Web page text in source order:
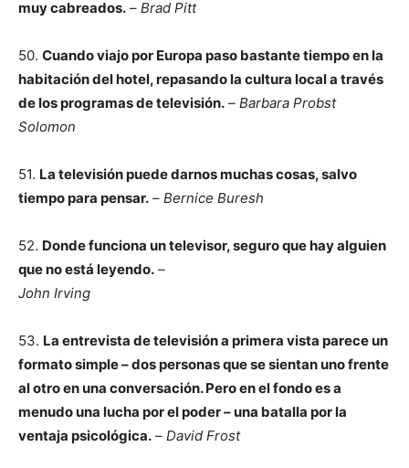
muy cabreados. – Brad Pitt
50. Cuando viajo por Europa paso bastante tiempo en la
habitación del hotel, repasando la cultura local a través
de los programas de televisión. – Barbara Probst
Solomon
51. La televisión puede darnos muchas cosas, salvo
tiempo para pensar. – Bernice Buresh
52. Donde funciona un televisor, seguro que hay alguien
que no está leyendo. –
John Irving
53. La entrevista de televisión a primera vista parece un
formato simple – dos personas que se sientan uno frente
al otro en una conversación. Pero en el fondo es a
menudo una lucha por el poder – una batalla por la
ventaja psicológica. – David Frost